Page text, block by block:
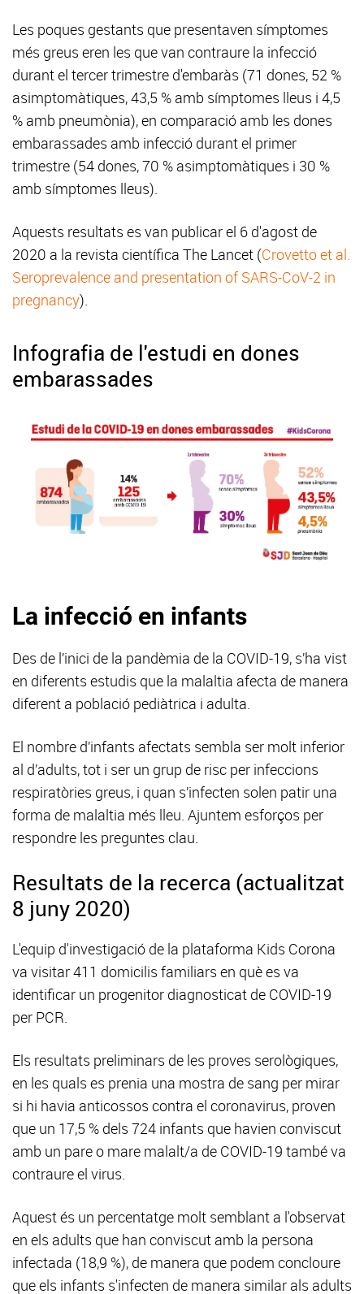
Les poques gestants que presentaven símptomes
més greus eren les que van contraure la infecció
durant el tercer trimestre d'embaràs (71 dones, 52 %
asimptomàtiques, 43,5 % amb símptomes lleus i 4,5
% amb pneumònia), en comparació amb les dones
embarassades amb infecció durant el primer
trimestre (54 dones, 70 % asimptomàtiques i 30 %
amb símptomes lleus).
Aquests resultats es van publicar el 6 d'agost de
2020 a la revista científica The Lancet (Crovetto et al.
Seroprevalence and presentation of SARS-CoV-2 in
pregnancy).
Infografia de l'estudi en dones
embarassades
La infecció en infants
Des de l’inici de la pandèmia de la COVID-19, s’ha vist
en diferents estudis que la malaltia afecta de manera
diferent a població pediàtrica i adulta.
El nombre d’infants afectats sembla ser molt inferior
al d’adults, tot i ser un grup de risc per infeccions
respiratòries greus, i quan s’infecten solen patir una
forma de malaltia més lleu. Ajuntem esforços per
respondre les preguntes clau.
Resultats de la recerca (actualitzat
8 juny 2020)
L'equip d'investigació de la plataforma Kids Corona
va visitar 411 domicilis familiars en què es va
identificar un progenitor diagnosticat de COVID-19
per PCR.
Els resultats preliminars de les proves serològiques,
en les quals es prenia una mostra de sang per mirar
si hi havia anticossos contra el coronavirus, proven
que un 17,5 % dels 724 infants que havien conviscut
amb un pare o mare malalt/a de COVID-19 també va
contraure el virus.
Aquest és un percentatge molt semblant a l'observat
en els adults que han conviscut amb la persona
infectada (18,9 %), de manera que podem concloure
que els infants s'infecten de manera similar als adults